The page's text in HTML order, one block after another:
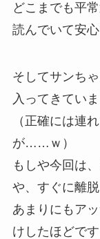
どこまでも平
読んでいて安
そしてサンち
入ってきていま
（正確には連
が……ｗ）
もしや今回は
や、すぐに離
あまりにもア
けしたほどです